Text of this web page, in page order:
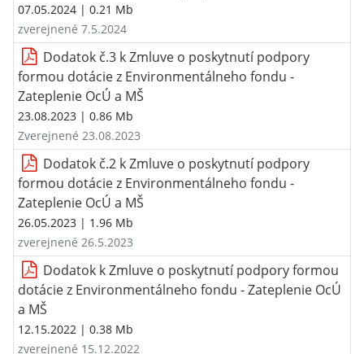
07.05.2024 | 0.21 Mb
zverejnené 7.5.2024
Dodatok č.3 k Zmluve o poskytnutí podpory
formou dotácie z Environmentálneho fondu -
Zateplenie OcÚ a MŠ
23.08.2023 | 0.86 Mb
Zverejnené 23.08.2023
Dodatok č.2 k Zmluve o poskytnutí podpory
formou dotácie z Environmentálneho fondu -
Zateplenie OcÚ a MŠ
26.05.2023 | 1.96 Mb
zverejnené 26.5.2023
Dodatok k Zmluve o poskytnutí podpory formou
dotácie z Environmentálneho fondu - Zateplenie OcÚ
a MŠ
12.15.2022 | 0.38 Mb
zverejnené 15.12.2022